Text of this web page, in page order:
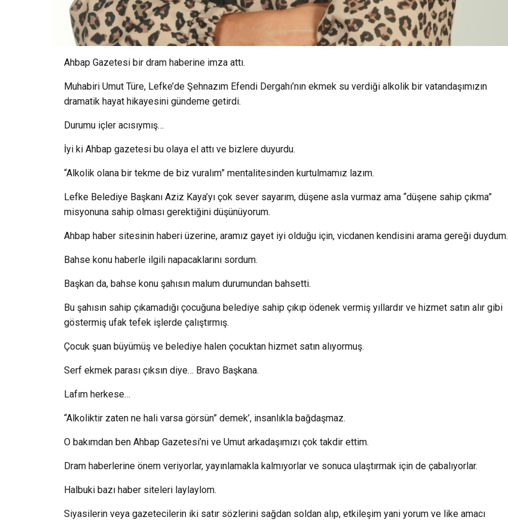
Ahbap Gazetesi bir dram haberine imza attı.
Muhabiri Umut Türe, Lefke’de Şehnazım Efendi Dergahı’nın ekmek su verdiği alkolik bir vatandaşımızın
dramatik hayat hikayesini gündeme getirdi.
Durumu içler acısıymış…
İyi ki Ahbap gazetesi bu olaya el attı ve bizlere duyurdu.
“Alkolik olana bir tekme de biz vuralım” mentalitesinden kurtulmamız lazım.
Lefke Belediye Başkanı Aziz Kaya’yı çok sever sayarım, düşene asla vurmaz ama “düşene sahip çıkma”
misyonuna sahip olması gerektiğini düşünüyorum.
Ahbap haber sitesinin haberi üzerine, aramız gayet iyi olduğu için, vicdanen kendisini arama gereği duydum.
Bahse konu haberle ilgili napacaklarını sordum.
Başkan da, bahse konu şahısın malum durumundan bahsetti.
Bu şahısın sahip çıkamadığı çocuğuna belediye sahip çıkıp ödenek vermiş yıllardır ve hizmet satın alır gibi
göstermiş ufak tefek işlerde çalıştırmış.
Çocuk şuan büyümüş ve belediye halen çocuktan hizmet satın alıyormuş.
Serf ekmek parası çıksın diye… Bravo Başkana.
Lafım herkese…
“Alkoliktir zaten ne hali varsa görsün” demek’, insanlıkla bağdaşmaz.
O bakımdan ben Ahbap Gazetesi’ni ve Umut arkadaşımızı çok takdir ettim.
Dram haberlerine önem veriyorlar, yayınlamakla kalmıyorlar ve sonuca ulaştırmak için de çabalıyorlar.
Halbuki bazı haber siteleri laylaylom.
Siyasilerin veya gazetecilerin iki satır sözlerini sağdan soldan alıp, etkileşim yani yorum ve like amacı